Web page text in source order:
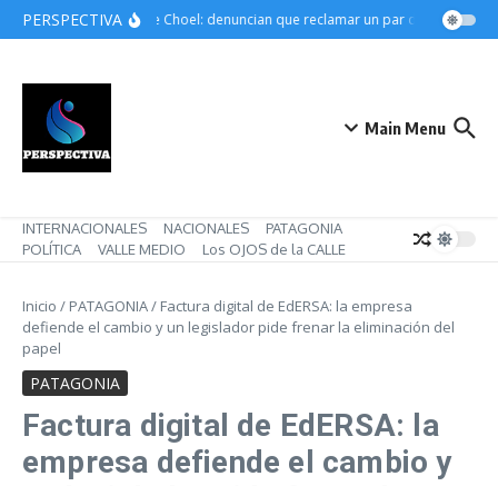
Saltar al contenido
PERSPECTIVAChoele Choel: denuncian que reclamar un par de botines
Main Menu
INTERNACIONALES NACIONALES
PATAGONIA
POLÍTICA
VALLE MEDIO Los OJOS de la CALLE
Inicio / PATAGONIA/ Factura digital de EdERSA: la empresa
defiende el cambio y un legislador pide frenar la eliminación del
papel
PATAGONIA
Factura digital de EdERSA: la
empresa defiende el cambio y